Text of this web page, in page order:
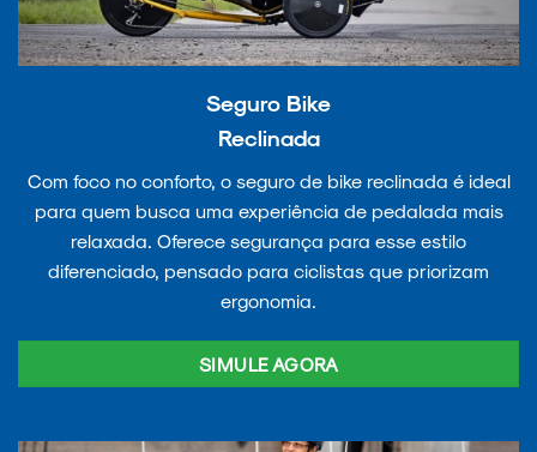
Seguro Bike
Reclinada
Com foco no conforto, o seguro de bike reclinada é ideal
para quem busca uma experiência de pedalada mais
relaxada. Oferece segurança para esse estilo
diferenciado, pensado para ciclistas que priorizam
ergonomia.
SIMULE AGORA